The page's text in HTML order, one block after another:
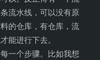
流水线，可以没有原
的仓库，有仓库，流
能进行下去。
一个步骤。比如我想